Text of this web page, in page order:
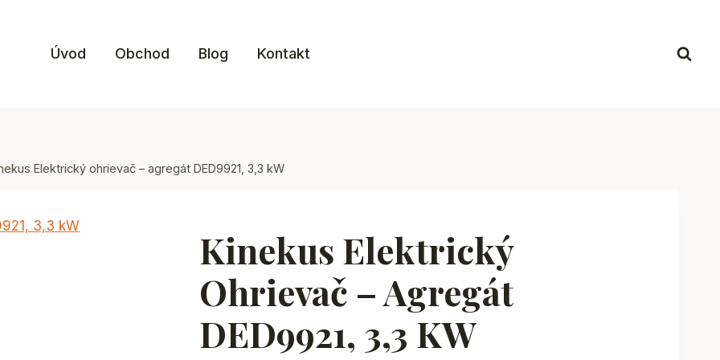
Úvod Obchod Blog Kontakt
Elektrický ohrievač – agregát DED9921, 3,3 kW
Kinekus Elektrický
Ohrievač – Agregát
DED9921, 3,3 KW